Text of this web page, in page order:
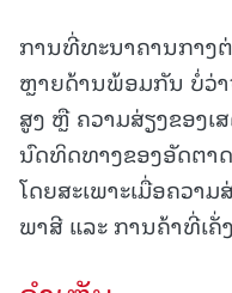
ການທີ່ທະນາຄານກາງ
ຫຼາຍດ້ານພ້ອມກັນ ບໍ່ວ່າ
ສູງ ຫຼື ຄວາມສ່ຽງຂອງເ
ນົດທິດທາງຂອງອັດຕາ
ໂດຍສະເພາະເມື່ອຄວາ
ພາສີ ແລະ ການຄ້າທີ່ເຄັ່